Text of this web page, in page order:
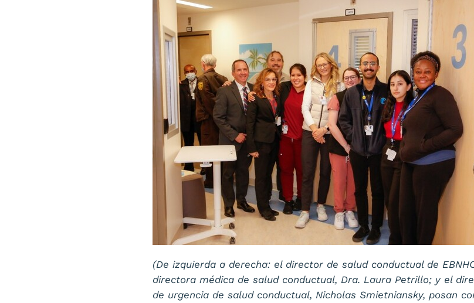
(De izquierda a derecha: el director de salud conductual de
directora médica de salud conductual, Dra. Laura Petrillo; y el
de urgencia de salud conductual, Nicholas Smietniansky, posan